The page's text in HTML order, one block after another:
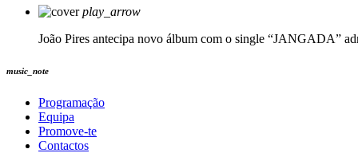
play_arrow
João Pires antecipa novo álbum com o single “JANGADA”
music_note
Programação
Equipa
Promove-te
Contactos